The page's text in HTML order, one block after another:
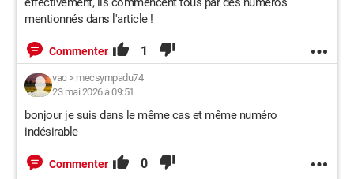
mentionnés dans l'article !
Commenter 1
vac > mecsympadu74
23 mai 2026 à 09:51
bonjour je suis dans le même cas et même numéro
indésirable
Commenter 0